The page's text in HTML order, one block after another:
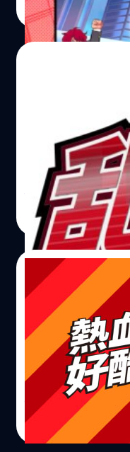
Read More
Arc System
Arc System
ภาคใหม่จากซีรีส์
จีรนาถ เรืองทรัพย์|
Read More
03/01/2019
Arc System
ชื่อของ
Kunio-kun
Arc System
Kobayashi-san ค
จีรนาถ เรืองทรัพย์ |
Read More